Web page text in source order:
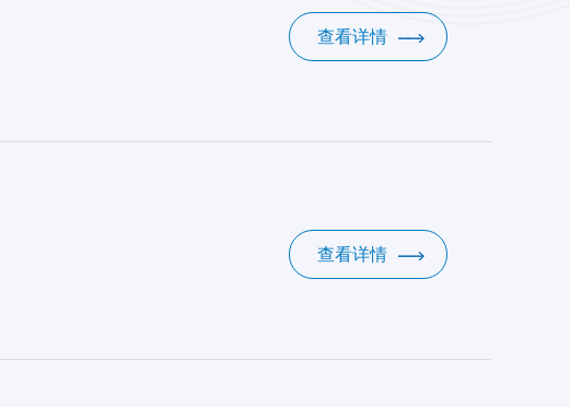
查看详情
查看详情